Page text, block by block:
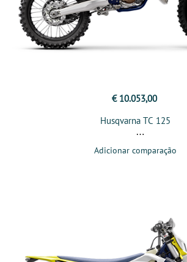
€ 10.053,00
Husqvarna TC 125
Adicionar comparação